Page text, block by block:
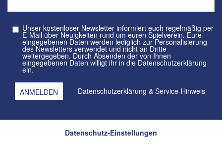
Unser kostenloser Newsletter informiert euch regelmäßig per
E-Mail über Neuigkeiten rund um euren Spielverein. Eure
eingegebenen Daten werden lediglich zur Personalisierung
des Newsletters verwendet und nicht an Dritte
weitergegeben. Durch Absenden der von Ihnen
eingegebenen Daten willigt ihr in die Datenschutzerklärung
ein.
Datenschutzerklärung & Service-Hinweis
Datenschutz-Einstellungen